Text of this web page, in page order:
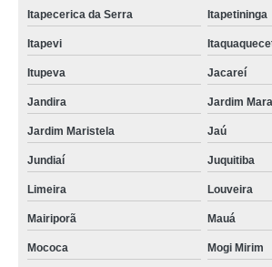
locação de kimonos Vargem Grande Paulista
locação de kimono longo feminino valor Jacareí
locação de kimono longo feminino valor Mauá
onde faz locação de kimono curto Jaraguá
locação de kimono branco feminino valor Vila
locação de kimono infantil valor Jardim Modelo
onde tem locação de kimono branco feminino
locação de kimono preto feminino valor Vila Ré
onde faz locação de kimono tradicional Vila dos
Itapecerica da Serra Itapetininga
Itapevi
Itupeva Jacareí
Jandira Jardim
Jardim Maristela Jaú
Jundiaí Juquitiba
Limeira Louveira
Mairiporã Mauá
Mococa Mogi Mirim